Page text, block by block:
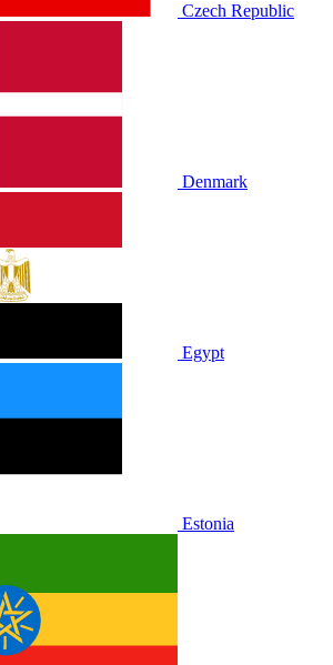
Czech Republic
Denmark
Egypt
Estonia